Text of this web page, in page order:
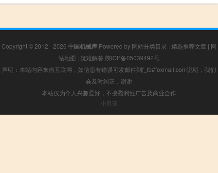
Copyright © 2012 - 2026 中国机械库 Powered by 网站分类目录 | 精选推荐文章 | 网
站地图 | 疑难解答 陕ICP备05039492号
声明：本站内容来自互联网，如信息有错误可发邮件到f_fb#foxmail.com说明，我们
会及时纠正，谢谢
本站仅为个人兴趣爱好，不接盈利性广告及商业合作
小男孩